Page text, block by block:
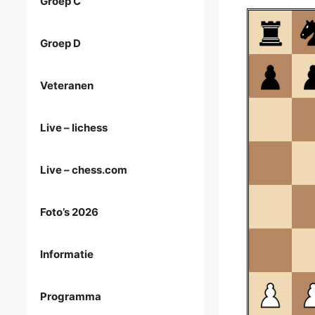
Groep D
Veteranen
Live – lichess
Live – chess.com
Foto’s 2026
Informatie
Programma